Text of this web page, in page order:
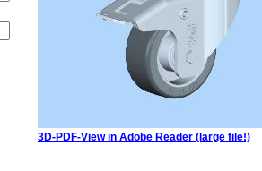
3D-PDF-View in Adobe Reader (large file!)